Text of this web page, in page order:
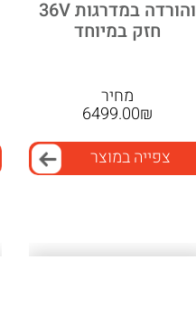
והורדה במדרגות 36V
חזק במיוחד
מחיר
₪
6499.00
צפייה במוצר